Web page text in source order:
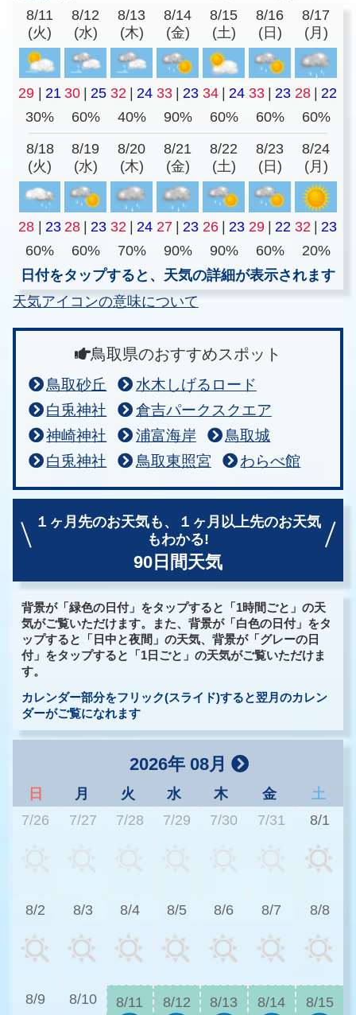
8/11
(火)
8/12
(水)
8/13
(木)
8/14
(金)
8/15
(土)
8/16
(日)
8/17
(月)
29 21 30 25 32 24 33 23 34 24 33 23 28
22
30%
60% 40% 90% 60% 60% 60%
8/18
(火)
8/19
(水)
8/20
(木)
8/21
(金)
8/22
(土)
8/23
(日)
8/24
(月)
28 23 28 23 32 24 27 23 26 23 29 22 32
23
60%
60% 70% 90% 90% 60%
20%
日付をタップすると、天気の詳細が表示されます
天気アイコンの意味について
鳥取県のおすすめスポット
鳥取砂丘
水木しげるロード
白兎神社
倉吉パークスクエア
神崎神社
浦富海岸
鳥取城
白兎神社
鳥取東照宮 わらべ館
１ヶ月先のお天気も、
１ヶ月以上先のお天気
もわかる!
90日間天気
背景が「緑色の日付」をタップすると「1時間ごと」の天
気がご覧いただけます。また、背景が「白色の日付」をタ
ップすると「日中と夜間」の天気、背景が「グレーの日
付」をタップすると「1日ごと」の天気がご覧いただけま
す。
カレンダー部分をフリック(スライド)すると翌月のカレン
ダーがご覧になれます
2026年 08月
日 月 火 水 木 金
土
7/26
7/27 7/28 7/29 7/30 7/31 8/1
8/2 8/3 8/4 8/5 8/6 8/7 8/8
8/9 8/10 8/11 8/12 8/13 8/14 8/15